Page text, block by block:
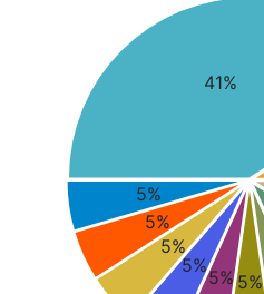
41%
5%
5%
5%
5%
5%
5%